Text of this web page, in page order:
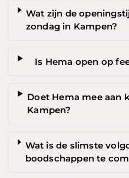
Wat zijn de
zondag in Kampen?
Is Hema open op
Doet Hema mee aan
Kampen?
Wat is de slimste
boodschappen te